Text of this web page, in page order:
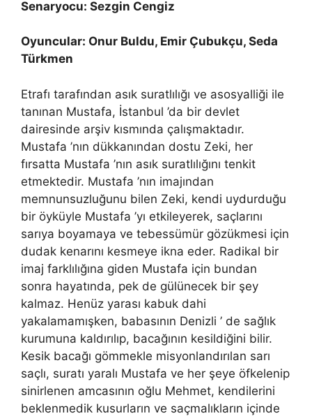
Senaryocu: Sezgin Cengiz
Oyuncular: Onur Buldu, Emir Çubukçu, Seda
Türkmen
Etrafı tarafından asık suratlılığı ve asosyalliği ile
tanınan Mustafa, İstanbul ’da bir devlet
dairesinde arşiv kısmında çalışmaktadır.
Mustafa ’nın dükkanından dostu Zeki, her
fırsatta Mustafa ’nın asık suratlılığını tenkit
etmektedir. Mustafa ’nın imajından
memnunsuzluğunu bilen Zeki, kendi uydurduğu
bir öyküyle Mustafa ’yı etkileyerek, saçlarını
sarıya boyamaya ve tebessümür gözükmesi için
dudak kenarını kesmeye ikna eder. Radikal bir
imaj farklılığına giden Mustafa için bundan
sonra hayatında, pek de gülünecek bir şey
kalmaz. Henüz yarası kabuk dahi
yakalamamışken, babasının Denizli ’ de sağlık
kurumuna kaldırılıp, bacağının kesildiğini bilir.
Kesik bacağı gömmekle misyonlandırılan sarı
saçlı, suratı yaralı Mustafa ve her şeye öfkelenip
sinirlenen amcasının oğlu Mehmet, kendilerini
beklenmedik kusurların ve saçmalıkların içinde